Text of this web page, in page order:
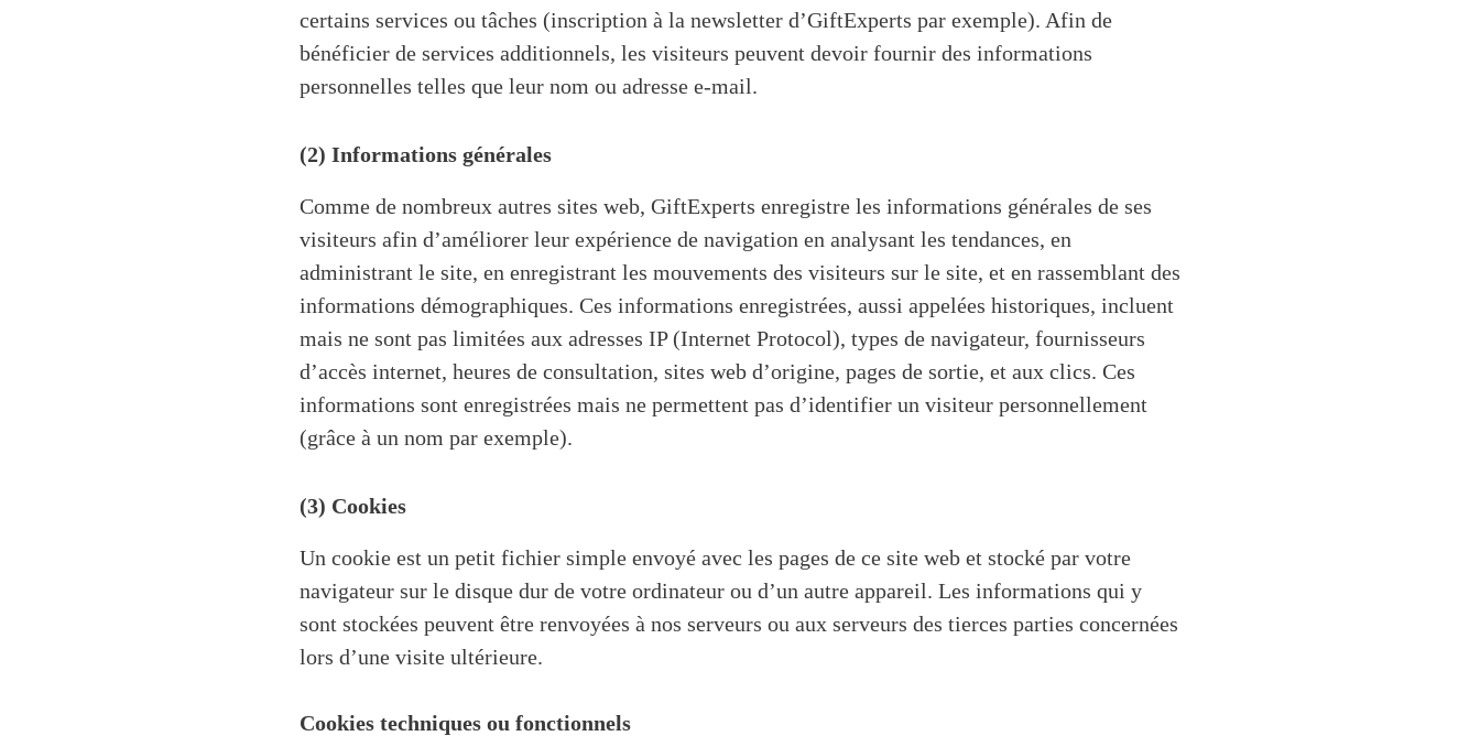
certains services ou tâches (inscription à la newsletter d’GiftExperts par exemple). Afin de
bénéficier de services additionnels, les visiteurs peuvent devoir fournir des informations
personnelles telles que leur nom ou adresse e-mail.
(2) Informations générales
Comme de nombreux autres sites web, GiftExperts enregistre les informations générales de ses
visiteurs afin d’améliorer leur expérience de navigation en analysant les tendances, en
administrant le site, en enregistrant les mouvements des visiteurs sur le site, et en rassemblant des
informations démographiques. Ces informations enregistrées, aussi appelées historiques, incluent
mais ne sont pas limitées aux adresses IP (Internet Protocol), types de navigateur, fournisseurs
d’accès internet, heures de consultation, sites web d’origine, pages de sortie, et aux clics. Ces
informations sont enregistrées mais ne permettent pas d’identifier un visiteur personnellement
(grâce à un nom par exemple).
(3) Cookies
Un cookie est un petit fichier simple envoyé avec les pages de ce site web et stocké par votre
navigateur sur le disque dur de votre ordinateur ou d’un autre appareil. Les informations qui y
sont stockées peuvent être renvoyées à nos serveurs ou aux serveurs des tierces parties concernées
lors d’une visite ultérieure.
Cookies techniques ou fonctionnels